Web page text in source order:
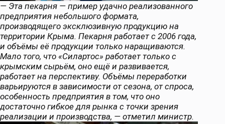
— Эта пекарня — пример удачно реализованного
предприятия небольшого формата,
производящего эксклюзивную продукцию на
территории Крыма. Пекарня работает с 2006 года,
и объёмы её продукции только наращиваются.
Мало того, что «Силартос» работает только с
крымским сырьём, оно ещё и развивается,
работает на перспективу. Объёмы переработки
варьируются в зависимости от сезона, от спроса,
особенность предприятия в том, что оно
достаточно гибкое для рынка с точки зрения
реализации и производства, — отметил министр.